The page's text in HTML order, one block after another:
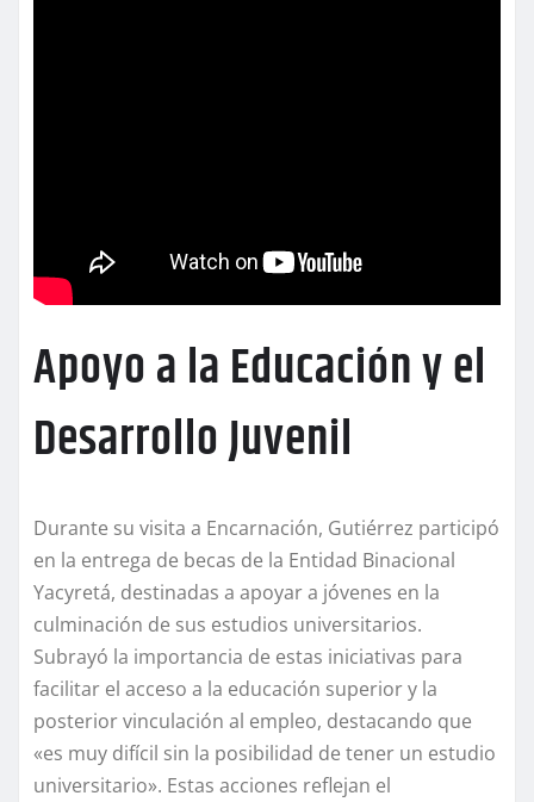
Apoyo a la Educación y el
Desarrollo Juvenil
Durante su visita a Encarnación, Gutiérrez participó
en la entrega de becas de la Entidad Binacional
Yacyretá, destinadas a apoyar a jóvenes en la
culminación de sus estudios universitarios.
Subrayó la importancia de estas iniciativas para
facilitar el acceso a la educación superior y la
posterior vinculación al empleo, destacando que
«es muy difícil sin la posibilidad de tener un estudio
universitario». Estas acciones reflejan el